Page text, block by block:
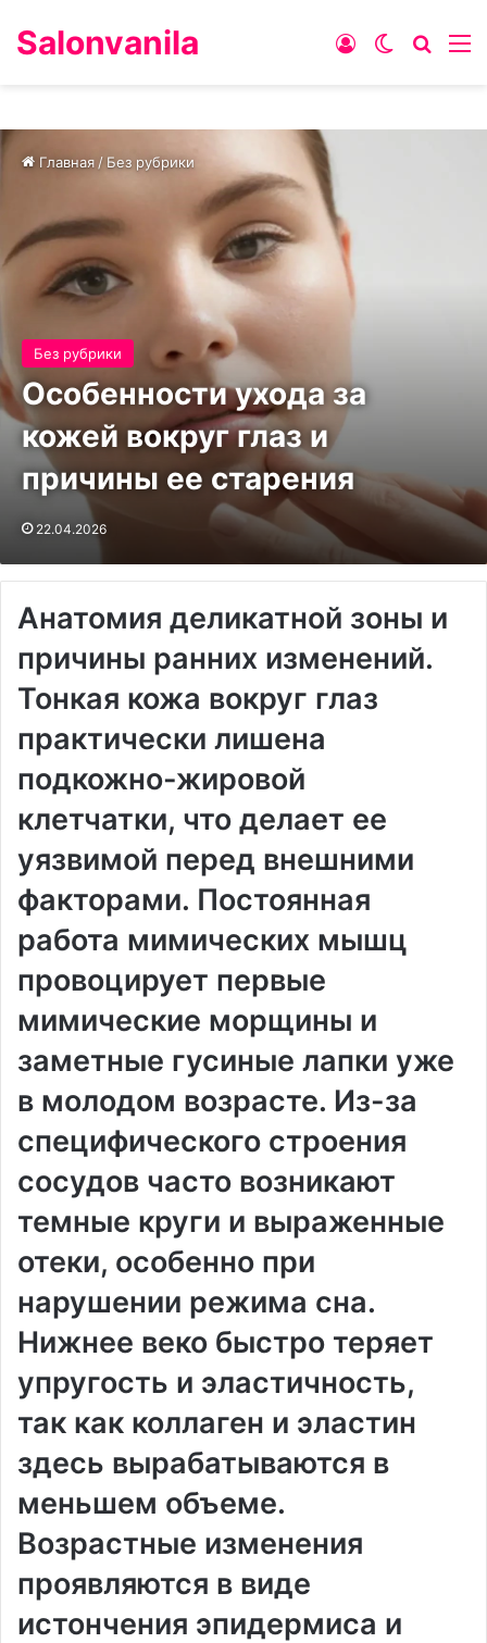
Salonvanila Switch skin
Войти
Главная / Без рубрики
Без рубрики
Особенности ухода за
кожей вокруг глаз и
причины ее старения
22.04.2026
Анатомия деликатной зоны и
причины ранних изменений.
Тонкая кожа вокруг глаз
практически лишена
подкожно-жировой
клетчатки, что делает ее
уязвимой перед внешними
факторами. Постоянная
работа мимических мышц
провоцирует первые
мимические морщины и
заметные гусиные лапки уже
в молодом возрасте. Из-за
специфического строения
сосудов часто возникают
темные круги и выраженные
отеки, особенно при
нарушении режима сна.
Нижнее веко быстро теряет
упругость и эластичность,
так как коллаген и эластин
здесь вырабатываются в
меньшем объеме.
Возрастные изменения
проявляются в виде
истончения эпидермиса и